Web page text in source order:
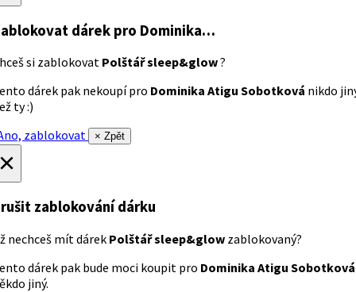
dárek pro Dominika…
si zablokovat Polštář sleep&glow?
dárek pak nekoupí pro Dominika Atigu Sobotková nikdo
ty :)
zablokovat
× Zpět
zablokování dárku
nechceš mít dárek Polštář sleep&glow zablokovaný?
dárek pak bude moci koupit pro Dominika Atigu Sobotková
jiný.